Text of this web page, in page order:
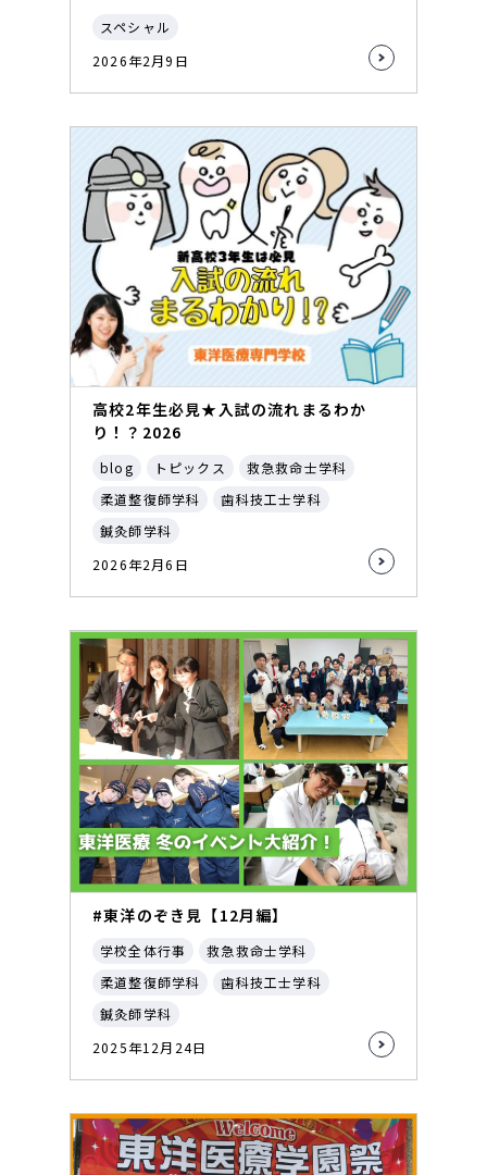
スペシャル
2026年2月9日
高校2年生必見★入試の流れまるわか
り！？2026
blog トピックス
救急救命士学科
柔道整復師学科
歯科技工士学科
鍼灸師学科
2026年2月6日
#東洋のぞき見【12月編】
学校全体行事
救急救命士学科
柔道整復師学科
歯科技工士学科
鍼灸師学科
2025年12月24日